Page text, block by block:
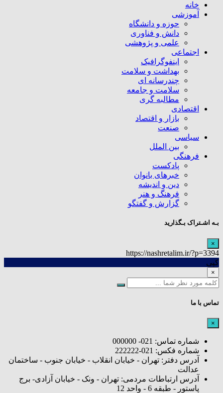
خانه
آموزشی
حوزه و دانشگاه
دانش و فناوری
علمی و پژوهشی
اجتماعی
اینفوگرافیک
بهداشت و سلامت
چندرسانه ای
سلامت و جامعه
مطالبه گری
اقتصادی
بازار و اقتصاد
صنعت
سیاسی
بین الملل
فرهنگی
پادکست
خبرهای بانوان
دین و اندیشه
فرهنگ و هنر
گزارش و گفتگو
بـه اشـتراک بـگذارید
×
https://nashretalim.ir/?p=3394
کپی
×
تماس با ما
×
شماره تماس: 021- 000000
شماره فکس: 021-222222
آدرس دفتر: تهران - خیابان انقلاب - خیابان جنوب - ساختمان
عدالت
آدرس ارتباطات مردمی: تهران - ونک - خیابان آزادی- برج
پاستور - طبقه 6 - واحد 12